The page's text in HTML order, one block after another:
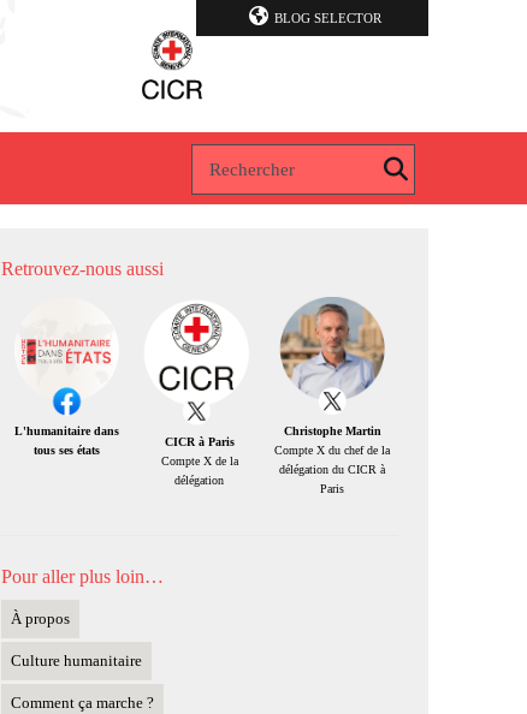
BLOG SELECTOR
Retrouvez-nous aussi
L'humanitaire dans
tous ses états
CICR à Paris
Compte X de la
délégation
Christophe Martin
Compte X du chef de la
délégation du CICR à
Paris
Pour aller plus loin…
À propos
Culture humanitaire
Comment ça marche ?